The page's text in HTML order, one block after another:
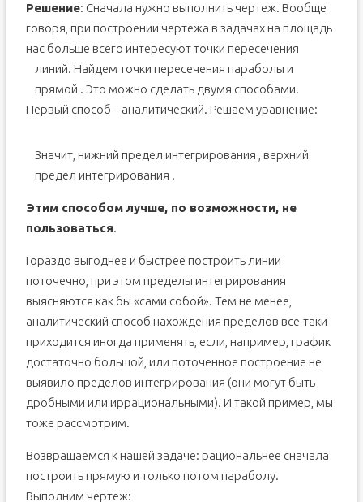
Решение: Сначала нужно выполнить чертеж. Вообще
говоря, при построении чертежа в задачах на площадь
нас больше всего интересуют точки пересечения
линий. Найдем точки пересечения параболы и
прямой . Это можно сделать двумя способами.
Первый способ – аналитический. Решаем уравнение:
Значит, нижний предел интегрирования
, верхний
предел интегрирования .
Этим способом лучше, по возможности, не
пользоваться.
Гораздо выгоднее и быстрее построить линии
поточечно, при этом пределы интегрирования
выясняются как бы «сами собой». Тем не менее,
аналитический способ нахождения пределов все-таки
приходится иногда применять, если, например, график
достаточно большой, или поточенное построение не
выявило пределов интегрирования (они могут быть
дробными или иррациональными). И такой пример, мы
тоже рассмотрим.
Возвращаемся к нашей задаче: рациональнее сначала
построить прямую и только потом параболу.
Выполним чертеж: